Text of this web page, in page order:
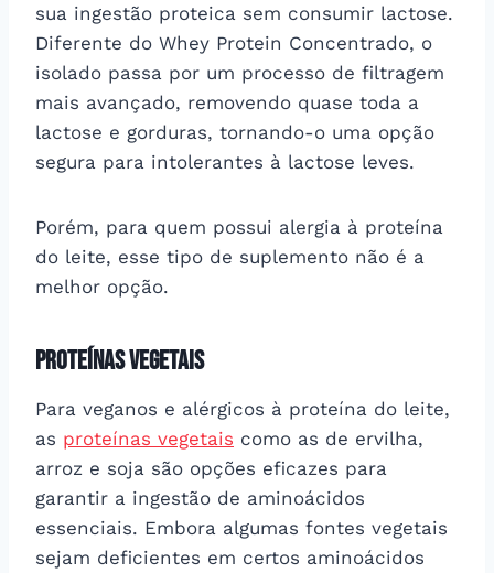
sua ingestão proteica sem consumir lactose.
Diferente do Whey Protein Concentrado, o
isolado passa por um processo de filtragem
mais avançado, removendo quase toda a
lactose e gorduras, tornando-o uma opção
segura para intolerantes à lactose leves.
Porém, para quem possui alergia à proteína
do leite, esse tipo de suplemento não é a
melhor opção.
Proteínas Vegetais
Para veganos e alérgicos à proteína do leite,
as proteínas vegetais como as de ervilha,
arroz e soja são opções eficazes para
garantir a ingestão de aminoácidos
essenciais. Embora algumas fontes vegetais
sejam deficientes em certos aminoácidos